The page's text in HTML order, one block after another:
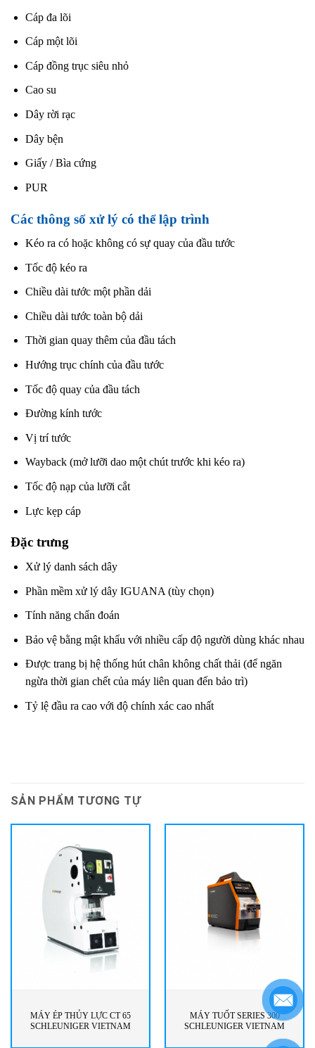
Cáp đa lõi
Cáp một lõi
Cáp đồng trục siêu nhỏ
Cao su
Dây rời rạc
Dây bện
Giấy / Bìa cứng
PUR
Các thông số xử lý có thể lập trình
Kéo ra có hoặc không có sự quay của đầu tước
Tốc độ kéo ra
Chiều dài tước một phần dải
Chiều dài tước toàn bộ dải
Thời gian quay thêm của đầu tách
Hướng trục chính của đầu tước
Tốc độ quay của đầu tách
Đường kính tước
Vị trí tước
Wayback (mở lưỡi dao một chút trước khi kéo ra)
Tốc độ nạp của lưỡi cắt
Lực kẹp cáp
Đặc trưng
Xử lý danh sách dây
Phần mềm xử lý dây IGUANA (tùy chọn)
Tính năng chẩn đoán
Bảo vệ bằng mật khẩu với nhiều cấp độ người dùng khác nhau
Được trang bị hệ thống hút chân không chất thải (để ngăn
ngừa thời gian chết của máy liên quan đến bảo trì)
Tỷ lệ đầu ra cao với độ chính xác cao nhất
SẢN PHẨM TƯƠNG TỰ
MÁY ÉP THỦY LỰC CT 65
SCHLEUNIGER VIETNAM
MÁY TUỐT SERIES 300
SCHLEUNIGER VIETNAM